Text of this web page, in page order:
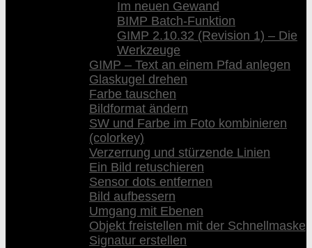
Im neuen Gewand
BIMP Batch-Funktion
GIMP 2.10.32 (Revision 1) – Die
Werkzeuge
GIMP – Text an einem Pfad anlegen
Glaskugel drehen
Farbe tauschen
Bildformat ändern
SW und Farbe im Foto kombinieren
(colorkey)
Verzerrung und stürzende Linien
Ein Bild retuschieren
Sensor dots entfernen
Bild aufbessern
Umgang mit Ebenen
Objekt freistellen mit der Schnellmaske
Signatur erstellen